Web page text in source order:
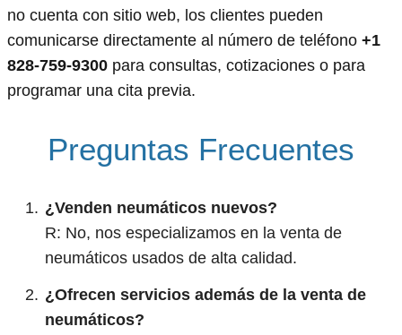
no cuenta con sitio web, los clientes pueden
comunicarse directamente al número de teléfono +1
828-759-9300 para consultas, cotizaciones o para
programar una cita previa.
Preguntas Frecuentes
¿Venden neumáticos nuevos?
R: No, nos especializamos en la venta de
neumáticos usados de alta calidad.
¿Ofrecen servicios además de la venta de
neumáticos?